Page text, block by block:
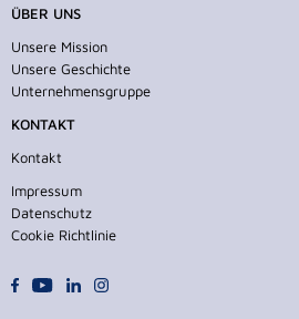
ÜBER UNS
Unsere Mission
Unsere Geschichte
Unternehmensgruppe
KONTAKT
Kontakt
Impressum
Datenschutz
Cookie Richtlinie